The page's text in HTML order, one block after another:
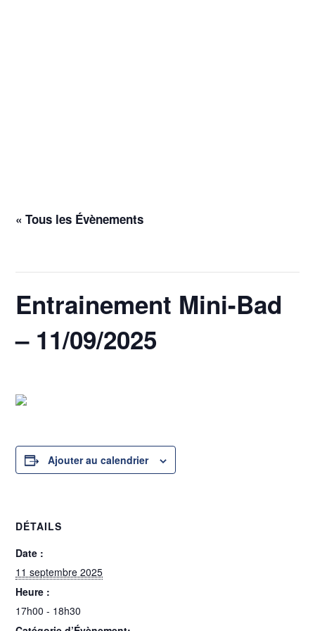
« Tous les Évènements
Entrainement Mini-Bad
– 11/09/2025
Ajouter au calendrier
DÉTAILS
Date :
11 septembre 2025
Heure :
17h00 - 18h30